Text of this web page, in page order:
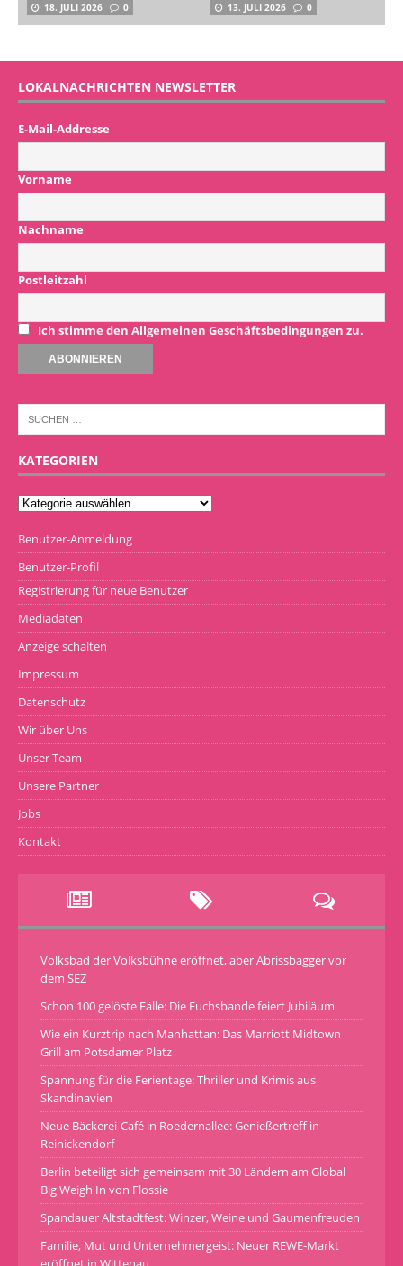
18. JULI 2026 0 13. JULI 2026 0
LOKALNACHRICHTEN NEWSLETTER
E-Mail-Addresse
Vorname
Nachname
Postleitzahl
Ich stimme den Allgemeinen Geschäftsbedingungen zu.
KATEGORIEN
Benutzer-Anmeldung
Benutzer-Profil
Registrierung für neue Benutzer
Mediadaten
Anzeige schalten
Impressum
Datenschutz
Wir über Uns
Unser Team
Unsere Partner
Jobs
Kontakt
Volksbad der Volksbühne eröffnet, aber Abrissbagger vor
dem SEZ
Schon 100 gelöste Fälle: Die Fuchsbande feiert Jubiläum
Wie ein Kurztrip nach Manhattan: Das Marriott Midtown
Grill am Potsdamer Platz
Spannung für die Ferientage: Thriller und Krimis aus
Skandinavien
Neue Bäckerei-Café in Roedernallee: Genießertreff in
Reinickendorf
Berlin beteiligt sich gemeinsam mit 30 Ländern am Global
Big Weigh In von Flossie
Spandauer Altstadtfest: Winzer, Weine und Gaumenfreuden
Familie, Mut und Unternehmergeist: Neuer REWE-Markt